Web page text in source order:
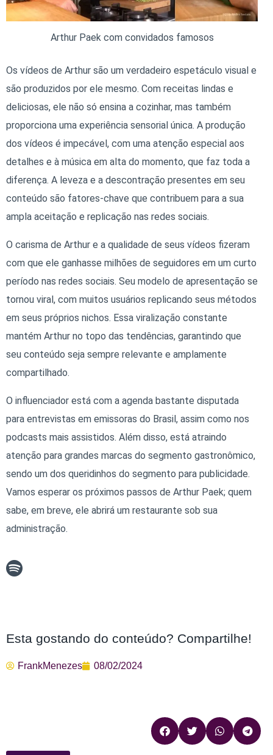
Arthur Paek com convidados famosos
Os vídeos de Arthur são um verdadeiro espetáculo visual e
são produzidos por ele mesmo. Com receitas lindas e
deliciosas, ele não só ensina a cozinhar, mas também
proporciona uma experiência sensorial única. A produção
dos vídeos é impecável, com uma atenção especial aos
detalhes e à música em alta do momento, que faz toda a
diferença. A leveza e a descontração presentes em seu
conteúdo são fatores-chave que contribuem para a sua
ampla aceitação e replicação nas redes sociais.
O carisma de Arthur e a qualidade de seus vídeos fizeram
com que ele ganhasse milhões de seguidores em um curto
período nas redes sociais. Seu modelo de apresentação se
tornou viral, com muitos usuários replicando seus métodos
em seus próprios nichos. Essa viralização constante
mantém Arthur no topo das tendências, garantindo que
seu conteúdo seja sempre relevante e amplamente
compartilhado.
O influenciador está com a agenda bastante disputada
para entrevistas em emissoras do Brasil, assim como nos
podcasts mais assistidos. Além disso, está atraindo
atenção para grandes marcas do segmento gastronômico,
sendo um dos queridinhos do segmento para publicidade.
Vamos esperar os próximos passos de Arthur Paek; quem
sabe, em breve, ele abrirá um restaurante sob sua
administração.
Esta gostando do conteúdo? Compartilhe!
FrankMenezes 08/02/2024